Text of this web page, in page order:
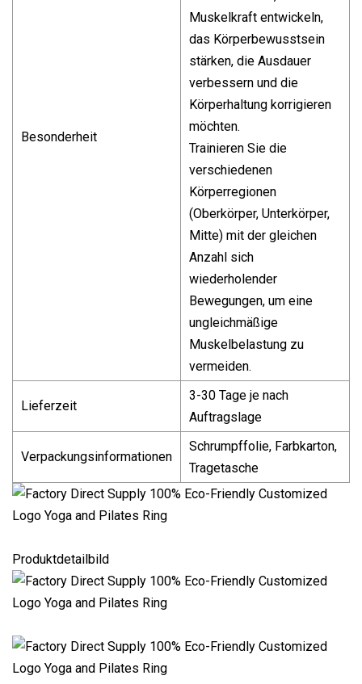
Besonderheit
Muskelkraft entwickeln,
das Körperbewusstsein
stärken, die Ausdauer
verbessern und die
Körperhaltung korrigieren
möchten.
Trainieren Sie die
verschiedenen
Körperregionen
(Oberkörper, Unterkörper,
Mitte) mit der gleichen
Anzahl sich
wiederholender
Bewegungen, um eine
ungleichmäßige
Muskelbelastung zu
vermeiden.
Lieferzeit
3-30 Tage je nach
Auftragslage
Verpackungsinformationen
Schrumpffolie, Farbkarton,
Tragetasche
Produktdetailbild